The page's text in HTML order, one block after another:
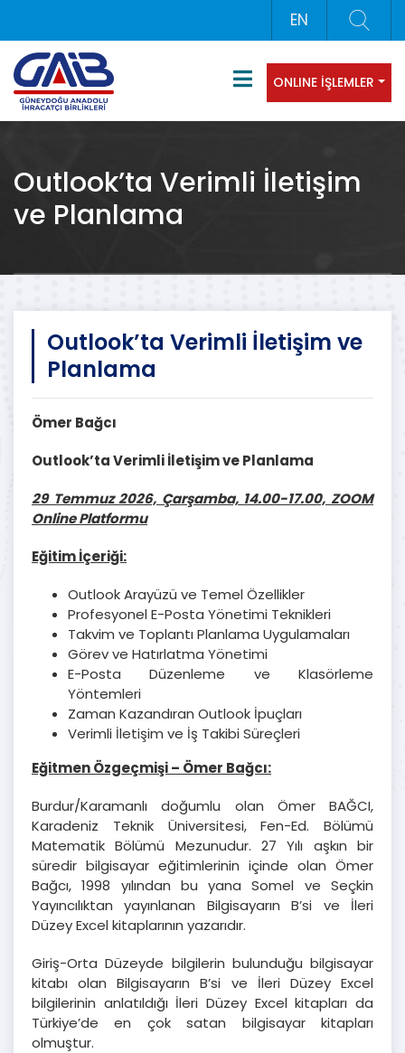
EN
ONLINE İŞLEMLER
Outlook’ta Verimli İletişim
ve Planlama
Outlook’ta Verimli İletişim ve
Planlama
Ömer Bağcı
Outlook’ta Verimli İletişim ve Planlama
29 Temmuz 2026, Çarşamba, 14.00-17.00, ZOOM
Online Platformu
Eğitim İçeriği:
Outlook Arayüzü ve Temel Özellikler
Profesyonel E-Posta Yönetimi Teknikleri
Takvim ve Toplantı Planlama Uygulamaları
Görev ve Hatırlatma Yönetimi
E-Posta Düzenleme ve Klasörleme
Yöntemleri
Zaman Kazandıran Outlook İpuçları
Verimli İletişim ve İş Takibi Süreçleri
Eğitmen Özgeçmişi – Ömer Bağcı:
Burdur/Karamanlı doğumlu olan Ömer BAĞCI,
Karadeniz Teknik Üniversitesi, Fen-Ed. Bölümü
Matematik Bölümü Mezunudur. 27 Yılı aşkın bir
süredir bilgisayar eğitimlerinin içinde olan Ömer
Bağcı, 1998 yılından bu yana Somel ve Seçkin
Yayıncılıktan yayınlanan Bilgisayarın B’si ve İleri
Düzey Excel kitaplarının yazarıdır.
Giriş-Orta Düzeyde bilgilerin bulunduğu bilgisayar
kitabı olan Bilgisayarın B’si ve İleri Düzey Excel
bilgilerinin anlatıldığı İleri Düzey Excel kitapları da
Türkiye’de en çok satan bilgisayar kitapları
olmuştur.